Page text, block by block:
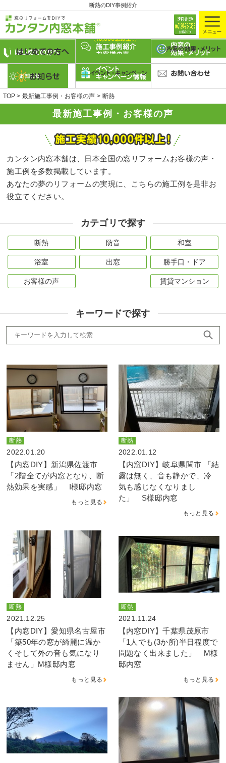
断熱のDIY事例紹介
最新施工事例・お客様の声
TOP 最新施工事例・お客様の声 断熱
カンタン内窓本舗は、日本全国の窓リフォームお客様の声・
施工例を多数掲載しています。
あなたの夢のリフォームの実現に、こちらの施工例を是非お
役立てください。
カテゴリで探す
断熱 防音 和室
浴室 出窓 勝手口・ドア
お客様の声 賃貸マンション
キーワードで探す
断熱
2022.01.20
【内窓DIY】新潟県佐渡市
「2階全てが内窓となり、断
熱効果を実感」 I様邸内窓
もっと見る
断熱
2022.01.12
【内窓DIY】岐阜県関市 「結
露は無く、音も静かで、冷
気も感じなくなりまし
た」 S様邸内窓
もっと見る
断熱
2021.12.25
【内窓DIY】愛知県名古屋市
「築50年の窓が綺麗に温か
くそして外の音も気になり
ません」M様邸内窓
もっと見る
断熱
2021.11.24
【内窓DIY】千葉県茂原市
「1人でも(3か所)半日程度で
問題なく出来ました」 M様
邸内窓
もっと見る